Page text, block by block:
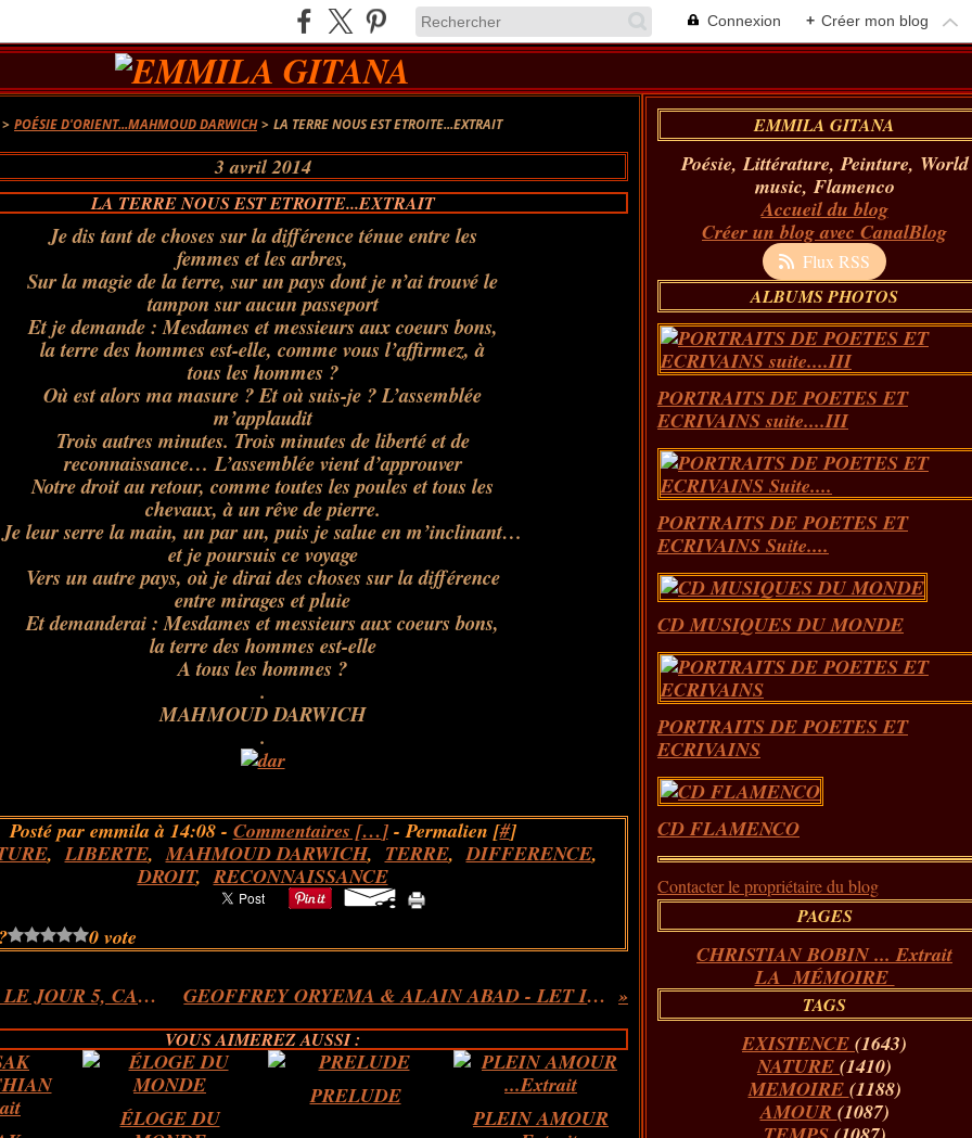
Connexion + Créer mon blog
> POÉSIE D'ORIENT...MAHMOUD DARWICH > LA TERRE NOUS EST ETROITE...EXTRAIT
3 avril 2014
LA TERRE NOUS EST ETROITE...EXTRAIT
Je dis tant de choses sur la différence ténue entre les
femmes et les arbres,
Sur la magie de la terre, sur un pays dont je n’ai trouvé le
tampon sur aucun passeport
Et je demande : Mesdames et messieurs aux coeurs bons,
la terre des hommes est-elle, comme vous l’affirmez, à
tous les hommes ?
Où est alors ma masure ? Et où suis-je ? L’assemblée
m’applaudit
Trois autres minutes. Trois minutes de liberté et de
reconnaissance… L’assemblée vient d’approuver
Notre droit au retour, comme toutes les poules et tous les
chevaux, à un rêve de pierre.
Je leur serre la main, un par un, puis je salue en m’inclinant…
et je poursuis ce voyage
Vers un autre pays, où je dirai des choses sur la différence
entre mirages et pluie
Et demanderai : Mesdames et messieurs aux coeurs bons,
la terre des hommes est-elle
A tous les hommes ?
.
MAHMOUD DARWICH
.
Posté par emmila à 14:08 - Commentaires […]- Permalien [#]
,LIBERTE,MAHMOUD DARWICH, TERRE,DIFFERENCE,
DROIT,RECONNAISSANCE
0 vote
AU JOUR LE JOUR 5, CARNETS 2000-2005...Extrait GEOFFREY ORYEMA & ALAIN ABAD - LET IT BE ( FRANCE 3 CORSE VIA STELLA )
VOUS AIMEREZ AUSSI :
ÉLOGE DU
PRELUDE
PLEIN AMOUR
EMMILA GITANA
Poésie, Littérature, Peinture, World
music, Flamenco
Accueil du blog
Créer un blog avec CanalBlog
Flux RSS
ALBUMS PHOTOS
PORTRAITS DE POETES ET
ECRIVAINS suite....III
PORTRAITS DE POETES ET
ECRIVAINS Suite....
CD MUSIQUES DU MONDE
PORTRAITS DE POETES ET
ECRIVAINS
CD FLAMENCO
Contacter le propriétaire du blog
PAGES
CHRISTIAN BOBIN ... Extrait
LA MÉMOIRE
TAGS
EXISTENCE (1643)
NATURE (1410)
MEMOIRE (1188)
AMOUR (1087)